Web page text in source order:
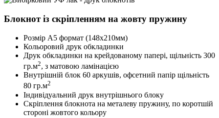
Блокнот із скріпленням на жовту пружину
Розмір А5 формат (148х210мм)
Кольоровий друк обкладинки
Друк обкладинки на крейдованому папері, щільність 300
гр.м2, з матовою ламінацією
Внутрішній блок 60 аркушів, офсетний папір щільність
80 гр.м2
Індивідуальний друк внутрішнього блоку
Скріплення блокнота на металеву пружину, по коротшій
стороні жовтого кольору